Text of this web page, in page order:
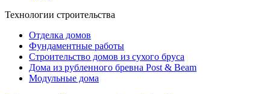
Технологии строительства
Отделка домов
Фундаментные работы
Строительство домов из сухого бруса
Дома из рубленного бревна Post & Beam
Модульные дома